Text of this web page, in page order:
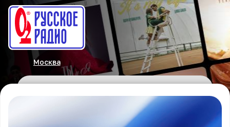
Москва